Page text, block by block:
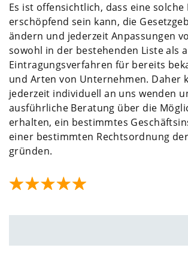
Es ist offensichtlich, dass eine solche
erschöpfend sein kann, die
ändern und jederzeit Anpassungen
sowohl in der bestehenden Liste als
Eintragungsverfahren für bereits
und Arten von Unternehmen. Daher
jederzeit individuell an uns wenden
ausführliche Beratung über die
erhalten, ein bestimmtes
einer bestimmten Rechtsordnung
gründen.